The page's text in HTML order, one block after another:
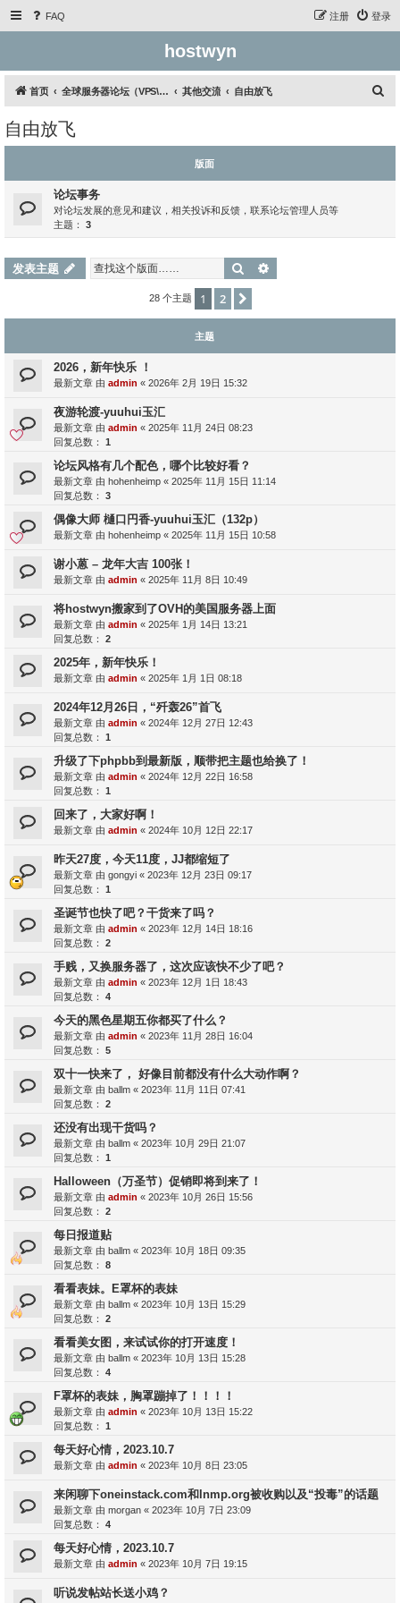
FAQ 登录
注册
hostwyn
首页 全球服务器论坛（VPS\云服务器\独立服务器） 其他交流 自由放飞
自由放飞
版面
论坛事务
对论坛发展的意见和建议，相关投诉和反馈，联系论坛管理人员等
主题： 3
发表主题 搜索
28 个主题 1 2
主题
2026，新年快乐 ！
最新文章 由 admin « 2026年 2月 19日 15:32
夜游轮渡-yuuhui玉汇
最新文章 由 admin « 2025年 11月 24日 08:23
回复总数： 1
论坛风格有几个配色，哪个比较好看？
最新文章 由 hohenheimp « 2025年 11月 15日 11:14
回复总数： 3
偶像大师 樋口円香-yuuhui玉汇（132p）
最新文章 由 hohenheimp « 2025年 11月 15日 10:58
谢小蒽 – 龙年大吉 100张！
最新文章 由 admin « 2025年 11月 8日 10:49
将hostwyn搬家到了OVH的美国服务器上面
最新文章 由 admin « 2025年 1月 14日 13:21
回复总数： 2
2025年，新年快乐！
最新文章 由 admin « 2025年 1月 1日 08:18
2024年12月26日，“歼轰26”首飞
最新文章 由 admin « 2024年 12月 27日 12:43
回复总数： 1
升级了下phpbb到最新版，顺带把主题也给换了！
最新文章 由 admin « 2024年 12月 22日 16:58
回复总数： 1
回来了，大家好啊！
最新文章 由 admin « 2024年 10月 12日 22:17
昨天27度，今天11度，JJ都缩短了
最新文章 由 gongyi « 2023年 12月 23日 09:17
回复总数： 1
圣诞节也快了吧？干货来了吗？
最新文章 由 admin « 2023年 12月 14日 18:16
回复总数： 2
手贱，又换服务器了，这次应该快不少了吧？
最新文章 由 admin « 2023年 12月 1日 18:43
回复总数： 4
今天的黑色星期五你都买了什么？
最新文章 由 admin « 2023年 11月 28日 16:04
回复总数： 5
双十一快来了， 好像目前都没有什么大动作啊？
最新文章 由 ballm « 2023年 11月 11日 07:41
回复总数： 2
还没有出现干货吗？
最新文章 由 ballm « 2023年 10月 29日 21:07
回复总数： 1
Halloween（万圣节）促销即将到来了！
最新文章 由 admin « 2023年 10月 26日 15:56
回复总数： 2
每日报道贴
最新文章 由 ballm « 2023年 10月 18日 09:35
回复总数： 8
看看表妹。E罩杯的表妹
最新文章 由 ballm « 2023年 10月 13日 15:29
回复总数： 2
看看美女图，来试试你的打开速度！
最新文章 由 ballm « 2023年 10月 13日 15:28
回复总数： 4
F罩杯的表妹，胸罩蹦掉了！！！！
最新文章 由 admin « 2023年 10月 13日 15:22
回复总数： 1
每天好心情，2023.10.7
最新文章 由 admin « 2023年 10月 8日 23:05
来闲聊下oneinstack.com和lnmp.org被收购以及“投毒”的话题
最新文章 由 morgan « 2023年 10月 7日 23:09
回复总数： 4
每天好心情，2023.10.7
最新文章 由 admin « 2023年 10月 7日 19:15
听说发帖站长送小鸡？